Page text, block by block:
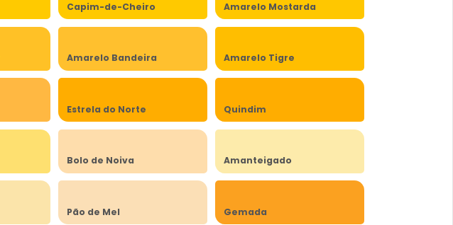
Capim-de-Cheiro Amarelo Mostarda
Amarelo Bandeira Amarelo Tigre
Estrela do Norte Quindim
Bolo de Noiva Amanteigado
Pão de Mel Gemada